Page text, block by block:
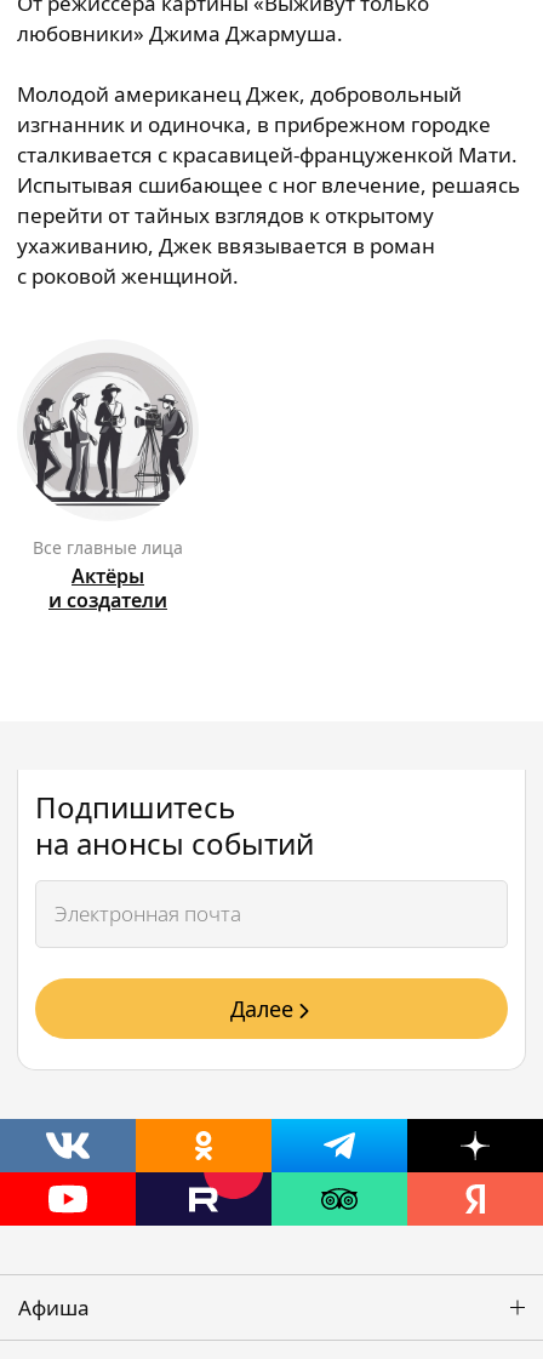
любовники» Джима Джармуша.
Молодой американец Джек, добровольный
изгнанник и одиночка, в прибрежном городке
сталкивается с красавицей-француженкой Мати.
Испытывая сшибающее с ног влечение, решаясь
перейти от тайных взглядов к открытому
ухаживанию, Джек ввязывается в роман
с роковой женщиной.
Все главные лица
Актёры
и создатели
Подпишитесь
на анонсы событий
Далее
Афиша